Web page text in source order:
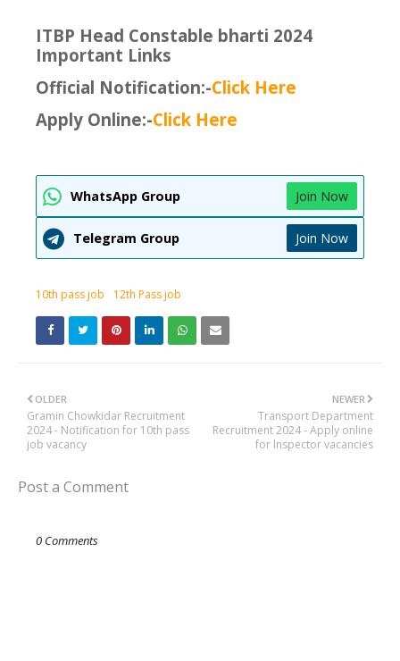
ITBP Head Constable bharti 2024
Important Links
Official Notification:-Click Here
Apply Online:-Click Here
WhatsApp Group Join Now
Telegram Group Join Now
10th pass job 12th Pass job
NEWER
Transport Department
Recruitment 2024 - Apply online
for lnspector vacancies
OLDER
Gramin Chowkidar Recruitment
2024 - Notification for 10th pass
job vacancy
Post a Comment
0 Comments